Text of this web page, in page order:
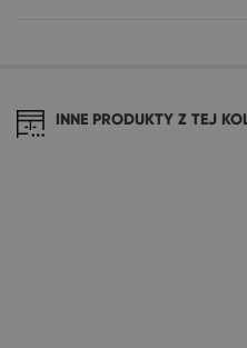
INNE PRODUKTY Z TEJ